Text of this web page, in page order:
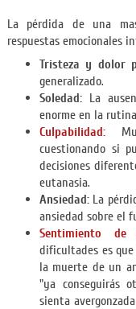
La pérdida de una
respuestas emocionales
Tristeza y dolor
generalizado.
Soledad:La
enorme en la
Culpabilidad:
cuestionando si
decisiones
eutanasia.
Ansiedad:La
ansiedad sobre el
Sentimiento de
dificultades es
la muerte de un
"ya conseguirás
sienta